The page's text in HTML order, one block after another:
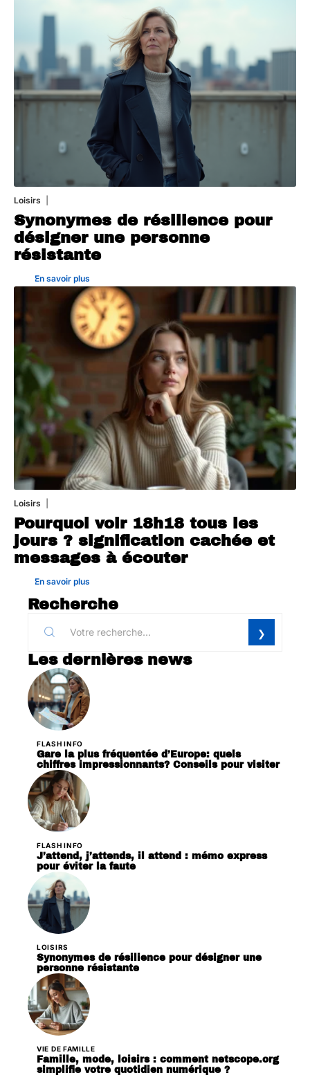
Loisirs
Synonymes de résilience pour
désigner une personne
résistante
En savoir plus
Loisirs
Pourquoi voir 18h18 tous les
jours ? signification cachée et
messages à écouter
En savoir plus
Recherche
Les dernières news
FLASH INFO
Gare la plus fréquentée d’Europe: quels
chiffres impressionnants? Conseils pour visiter
FLASH INFO
J’attend, j’attends, il attend : mémo express
pour éviter la faute
LOISIRS
Synonymes de résilience pour désigner une
personne résistante
VIE DE FAMILLE
Famille, mode, loisirs : comment netscope.org
simplifie votre quotidien numérique ?